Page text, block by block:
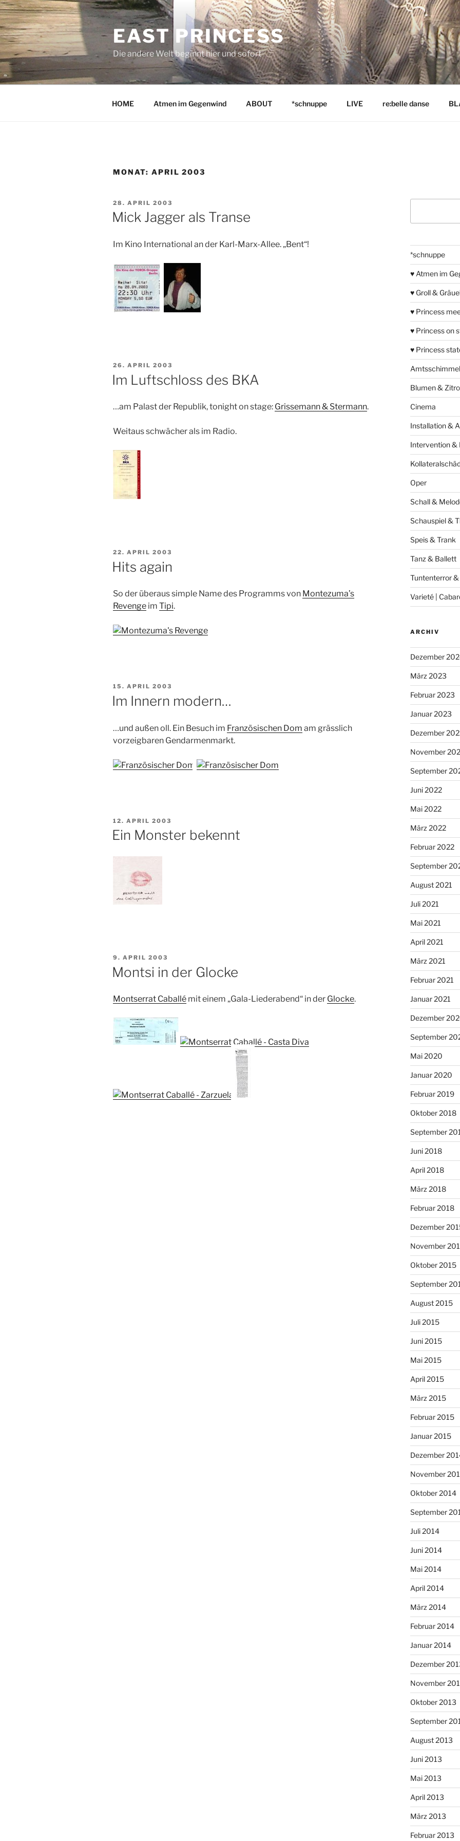
Zum
Inhalt
springen
EAST PRINCESS
Die andere Welt beginnt hier und sofort
HOME Atmen im Gegenwind ABOUT *schnuppe LIVE re:belle danse
MONAT: APRIL 2003
VERÖFFENTLICHT
AM
28. APRIL 2003
Mick Jagger als Transe
Im Kino International an der Karl-Marx-Allee. „Bent“!
VERÖFFENTLICHT
26. APRIL 2003
Im Luftschloss des BKA
…am Palast der Republik, tonight on stage: Grissemann & Stermann.
Weitaus schwächer als im Radio.
VERÖFFENTLICHT
AM
22. APRIL 2003
Hits again
So der überaus simple Name des Programms von Montezuma’s
Revenge im Tipi.
VERÖFFENTLICHT
AM
15. APRIL 2003
Im Innern modern…
…und außen oll. Ein Besuch im Französischen Dom am grässlich
vorzeigbaren Gendarmenmarkt.
VERÖFFENTLICHT
AM
12. APRIL 2003
Ein Monster bekennt
VERÖFFENTLICHT
9. APRIL 2003
Montsi in der Glocke
Montserrat Caballé mit einem „Gala-Liederabend“ in der Glocke.
*schnuppe
♥ Atmen im
♥ Groll &
♥ Princess
♥ Princess on
♥ Princess
Amtsschimmel
Blumen &
Cinema
Installation &
Intervention &
Oper
Schall &
Schauspiel &
Speis & Trank
Tanz & Ballett
Tuntenterror &
Varieté |
ARCHIV
Dezember
März 2023
Februar 2023
Januar 2023
Dezember
November
September
Juni 2022
Mai 2022
März 2022
Februar 2022
September
August 2021
Juli 2021
Mai 2021
April 2021
März 2021
Februar 2021
Januar 2021
Dezember
September
Mai 2020
Januar 2020
Februar 2019
Oktober 2018
September
Juni 2018
April 2018
März 2018
Februar 2018
Dezember
November
Oktober 2015
September
August 2015
Juli 2015
Juni 2015
Mai 2015
April 2015
März 2015
Februar 2015
Januar 2015
Dezember
November
Oktober 2014
September
Juli 2014
Juni 2014
Mai 2014
April 2014
März 2014
Februar 2014
Januar 2014
Dezember
November
Oktober 2013
September
August 2013
Juni 2013
Mai 2013
April 2013
März 2013
Februar 2013